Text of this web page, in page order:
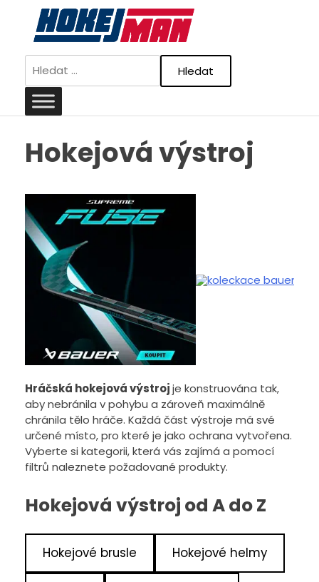
content
Vyhledávání
Hokejová výstroj
Hráčská hokejová výstrojje konstruována tak,
aby nebránila v pohybu a zároveň maximálně
chránila tělo hráče. Každá část výstroje má své
určené místo, pro které je jako ochrana vytvořena.
Vyberte si kategorii, která vás zajímá a pomocí
filtrů naleznete požadované produkty.
Hokejová výstroj od A do Z
Hokejové brusle Hokejové helmy